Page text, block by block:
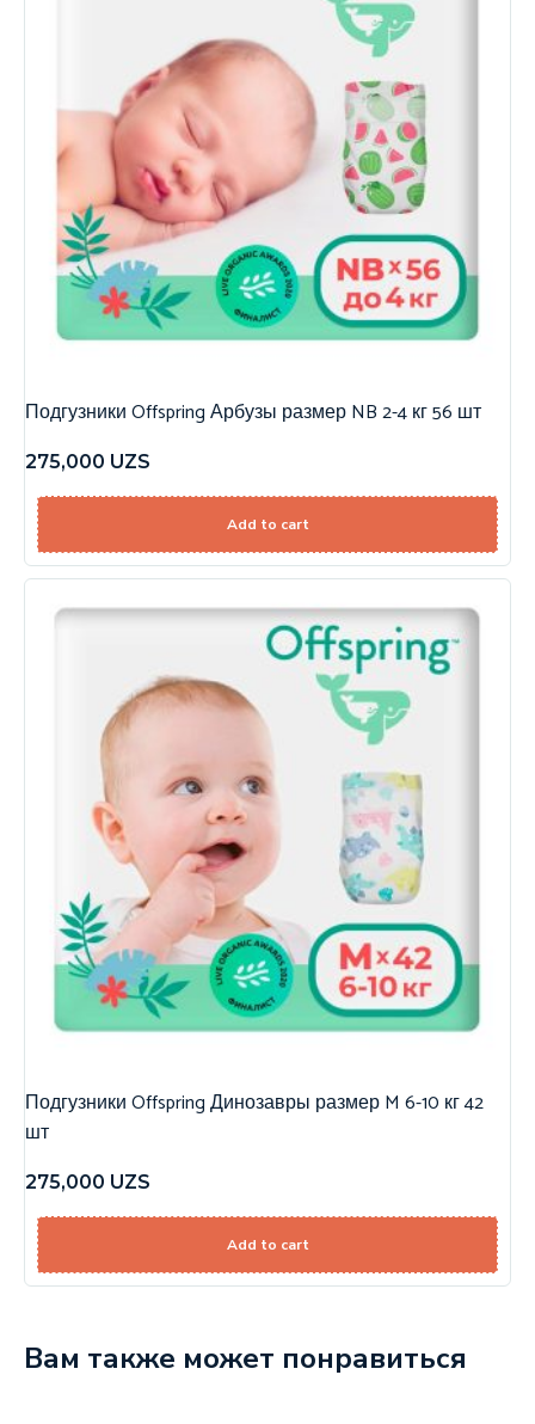
Подгузники Offspring Арбузы размер NB 2-4 кг 56 шт
275,000 UZS
Add to cart
Подгузники Offspring Динозавры размер M 6-10 кг 42
шт
275,000 UZS
Add to cart
Вам также может понравиться